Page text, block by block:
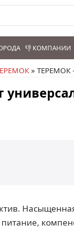
👎 КОМПАНИИ
» ТЕРЕМОК